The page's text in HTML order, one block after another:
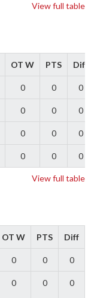
View full table
OT W PTS Diff
0 0 0
0 0 0
0 0 0
0 0 0
View full table
OT W PTS Diff
0 0 0
0 0 0